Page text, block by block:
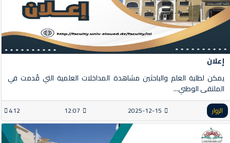
إعلان
يمكن لطلبة العلم والباحثين مشاهدة المداخلات العلمية التي قُدمت في
الملتقى الوطني...
الزوار 2025-12-15
12:07
412